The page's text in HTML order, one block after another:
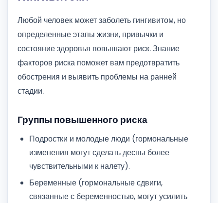
Любой человек может заболеть гингивитом, но
определенные этапы жизни, привычки и
состояние здоровья повышают риск. Знание
факторов риска поможет вам предотвратить
обострения и выявить проблемы на ранней
стадии.
Группы повышенного риска
Подростки и молодые люди (гормональные
изменения могут сделать десны более
чувствительными к налету).
Беременные (гормональные сдвиги,
связанные с беременностью, могут усилить